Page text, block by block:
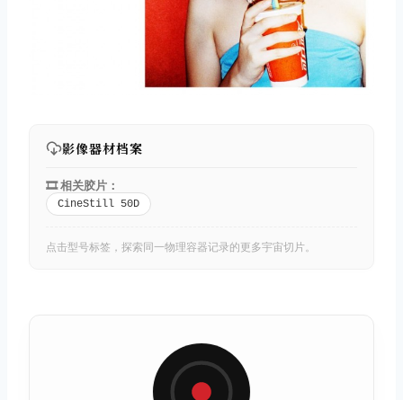
影像器材档案
🎞️ 相关胶片：
CineStill 50D
点击型号标签，探索同一物理容器记录的更多宇宙切片。